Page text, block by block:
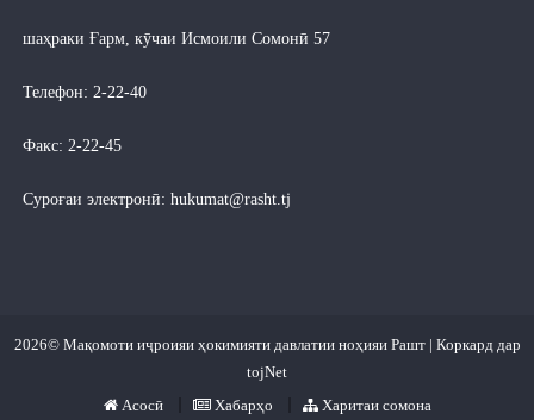
шаҳраки Ғарм, кӯчаи Исмоили Сомонӣ 57
Телефон: 2-22-40
Факс: 2-22-45
Суроғаи электронӣ: hukumat@rasht.tj
2026© Мақомоти иҷроияи ҳокимияти давлатии ноҳияи Рашт | Коркард дар
tojNet
Асосӣ
Хабарҳо Харитаи сомона